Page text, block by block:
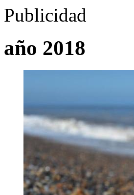
Publicidad
año 2018